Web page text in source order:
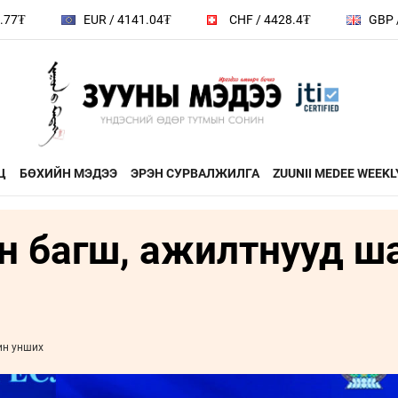
EUR / 4141.04₮ CHF / 4428.4₮ GBP /
БӨХИЙН МЭДЭЭ ЭРЭН СУРВАЛЖИЛГА ZUUNII MEDEE
ДӨРВӨН ХӨЛТЭЙ АНД
ФОТО
ЭДИЙН
ҮНДЭСНИЙ
ажилтнууд
унших